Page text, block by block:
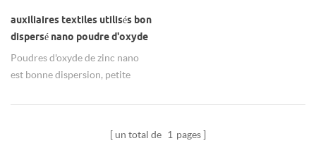
auxiliaires textiles utilisés bon
dispersé nano poudre d'oxyde
de zinc
Poudres d'oxyde de zinc nano
est bonne dispersion, petite
utilisé dans & nbsp; textiles
un total de 1 pages